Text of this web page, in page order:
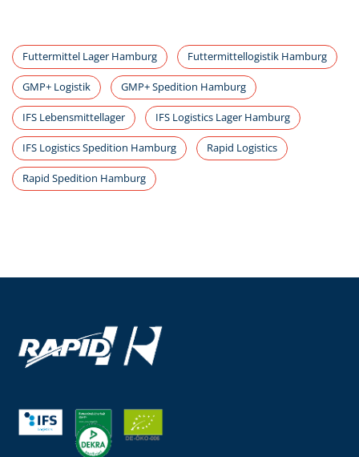
Futtermittel Lager Hamburg Futtermittellogistik Hamburg
GMP+ Logistik GMP+ Spedition Hamburg
IFS Lebensmittellager IFS Logistics Lager Hamburg
IFS Logistics Spedition Hamburg Rapid Logistics
Rapid Spedition Hamburg